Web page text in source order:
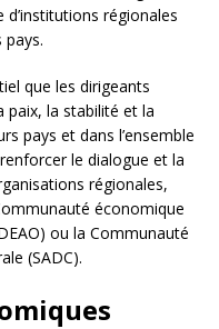
régionales
que les dirigeants
paix, la stabilité et la
pays et dans l’ensemble
le dialogue et la
régionales,
économique
ou la Communauté
(SADC).